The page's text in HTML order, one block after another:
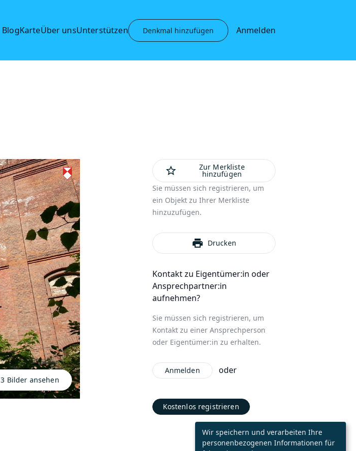
BlogKarteÜber unsUnterstützen Denkmal hinzufügen Anmelden
3 Bilder ansehen
star_outline Zur Merkliste
hinzufügen
Sie müssen sich registrieren, um
ein Objekt zu Ihrer Merkliste
hinzuzufügen.
print Drucken
Kontakt zu Eigentümer:in oder
Ansprechpartner:in
aufnehmen?
Sie müssen sich registrieren, um
Kontakt zu einer Ansprechperson
oder Eigentümer:in zu erhalten.
Anmelden oder
Kostenlos registrieren
Wir speichern und verarbeiten Ihre
personenbezogenen Informationen für